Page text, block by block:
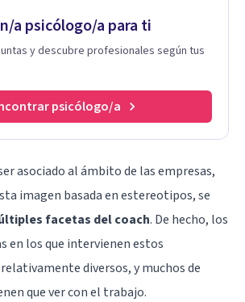
a psicólogo/a para ti
y descubre profesionales según tus
psicólogo/a
asociado al ámbito de las empresas,
imagen basada en estereotipos, se
facetas del coach. De hecho, los
en los que intervienen estos
diversos, y muchos de
que ver con el trabajo.